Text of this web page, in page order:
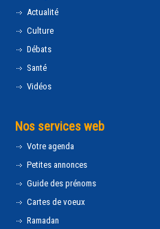
Actualité
Culture
Débats
Santé
Vidéos
Nos services web
Votre agenda
Petites annonces
Guide des prénoms
Cartes de voeux
Ramadan